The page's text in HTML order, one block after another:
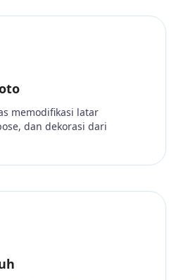
memodifikasi latar
dan dekorasi dari